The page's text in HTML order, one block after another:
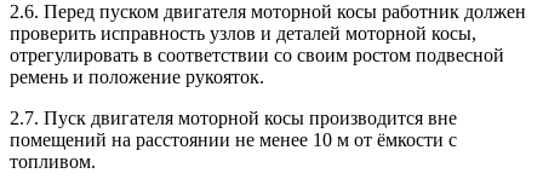
2.6. Перед пуском двигателя моторной косы работник должен
проверить исправность узлов и деталей моторной косы,
отрегулировать в соответствии со своим ростом подвесной
ремень и положение рукояток.
2.7. Пуск двигателя моторной косы производится вне
помещений на расстоянии не менее 10 м от ёмкости с
топливом.